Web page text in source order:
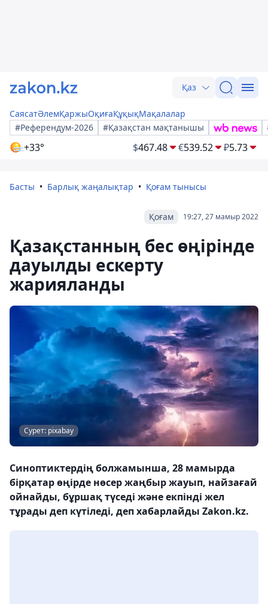
Қаз
СаясатӘлемҚаржыОқиғаҚұқықМақалалар
#Референдум-2026
#Қазақстан мақтанышы
+33° $467.48 €539.52 ₽5.73
Басты Барлық жаңалықтар Қоғам тынысы
19:27, 27 мамыр 2022
Қоғам
Қазақстанның бес өңірінде
дауылды ескерту
жарияланды
Сурет: pixabay
Синоптиктердің болжамынша, 28 мамырда
бірқатар өңірде нөсер жаңбыр жауып, найзағай
ойнайды, бұршақ түседі және екпінді жел
тұрады деп күтіледі, деп хабарлайды Zakon.kz.